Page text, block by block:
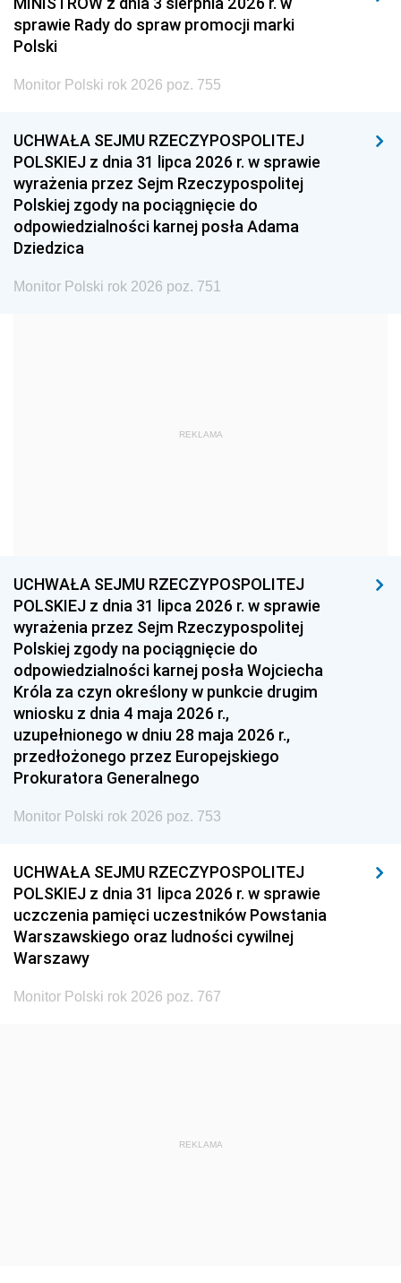
2008 2007 2006
2005
1996 1995 1994
1993 1992 1991
1990 1989
1987 1986 1985
1968
1954 1953 1952
1951 1950 1949
1948 1947
1939 1938 1937
1936 1930
sprawie Rady do spraw promocji marki
Polski
Monitor Polski rok 2026 poz. 755
UCHWAŁA SEJMU RZECZYPOSPOLITEJ
POLSKIEJ z dnia 31 lipca 2026 r. w sprawie
wyrażenia przez Sejm Rzeczypospolitej
Polskiej zgody na pociągnięcie do
odpowiedzialności karnej posła Adama
Dziedzica
Monitor Polski rok 2026 poz. 751
REKLAMA
UCHWAŁA SEJMU RZECZYPOSPOLITEJ
POLSKIEJ z dnia 31 lipca 2026 r. w sprawie
wyrażenia przez Sejm Rzeczypospolitej
Polskiej zgody na pociągnięcie do
odpowiedzialności karnej posła Wojciecha
Króla za czyn określony w punkcie drugim
wniosku z dnia 4 maja 2026 r.,
uzupełnionego w dniu 28 maja 2026 r.,
przedłożonego przez Europejskiego
Prokuratora Generalnego
Monitor Polski rok 2026 poz. 753
UCHWAŁA SEJMU RZECZYPOSPOLITEJ
POLSKIEJ z dnia 31 lipca 2026 r. w sprawie
uczczenia pamięci uczestników Powstania
Warszawskiego oraz ludności cywilnej
Warszawy
Monitor Polski rok 2026 poz. 767
REKLAMA